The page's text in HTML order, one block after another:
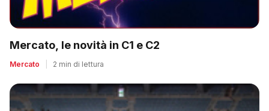
Mercato, le novità in C1 e C2
Mercato 2 min di lettura